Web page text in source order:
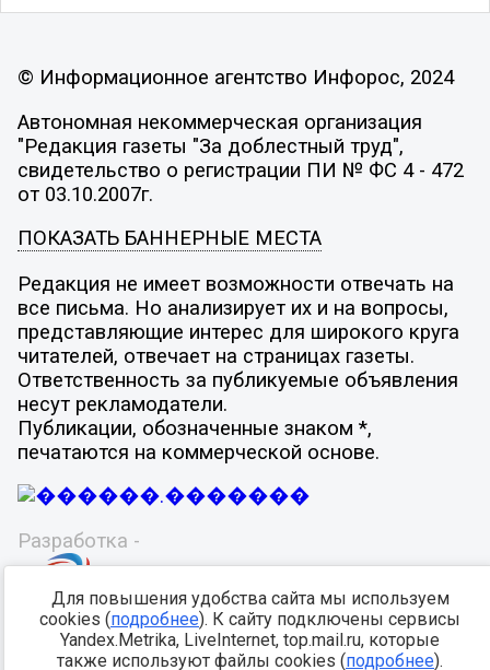
© Информационное агентство Инфорос, 2024
Автономная некоммерческая организация
"Редакция газеты "За доблестный труд",
свидетельство о регистрации ПИ № ФС 4 - 472
от 03.10.2007г.
ПОКАЗАТЬ БАННЕРНЫЕ МЕСТА
Редакция не имеет возможности отвечать на
все письма. Но анализирует их и на вопросы,
представляющие интерес для широкого круга
читателей, отвечает на страницах газеты.
Ответственность за публикуемые объявления
несут рекламодатели.
Публикации, обозначенные знаком *,
печатаются на коммерческой основе.
Разработка -
Для повышения удобства сайта мы используем
cookies (подробнее). К сайту подключены сервисы
Yandex.Metrika, LiveInternet, top.mail.ru, которые
также используют файлы cookies (подробнее).